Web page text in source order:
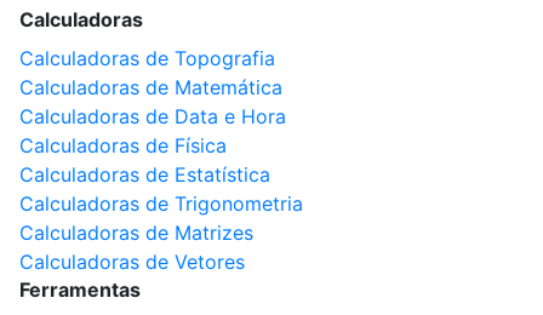
Calculadoras
Calculadoras de Topografia
Calculadoras de Matemática
Calculadoras de Data e Hora
Calculadoras de Física
Calculadoras de Estatística
Calculadoras de Trigonometria
Calculadoras de Matrizes
Calculadoras de Vetores
Ferramentas